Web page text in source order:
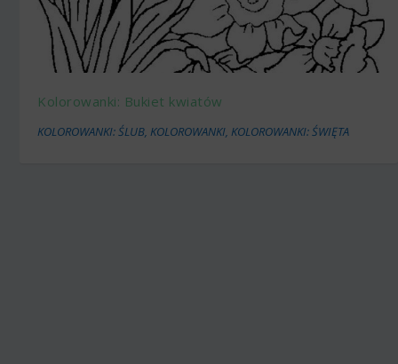
Kolorowanki: Bukiet kwiatów
KOLOROWANKI: ŚLUB KOLOROWANKI KOLOROWANKI: ŚWIĘTA